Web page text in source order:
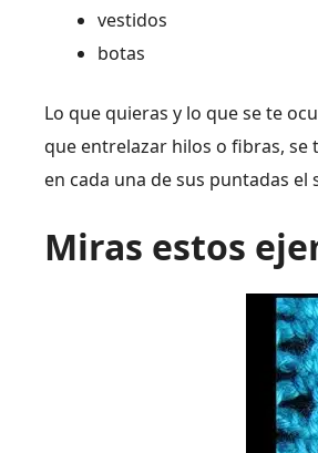
vestidos
botas
Lo que quieras y lo que se te
que entrelazar hilos o fibras,
en cada una de sus puntadas
Miras estos